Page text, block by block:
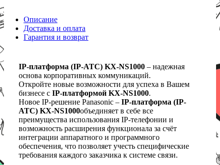
Описание
Доставка и оплата
Гарантия и возврат
IP-платформа (IP-АТС) KX-NS1000 – надежная
основа корпоративных коммуникаций.
Откройте новые возможности для успеха в Вашем
бизнесе с IP-платформой KX-NS1000.
Новое IP-решение Panasonic – IP-платформа (IP-
АТС) KX-NS1000объединяет в себе все
преимущества использования IP-телефонии и
возможность расширения функционала за счёт
интеграции аппаратного и программного
обеспечения, что позволяет учесть специфические
требования каждого заказчика к системе связи.